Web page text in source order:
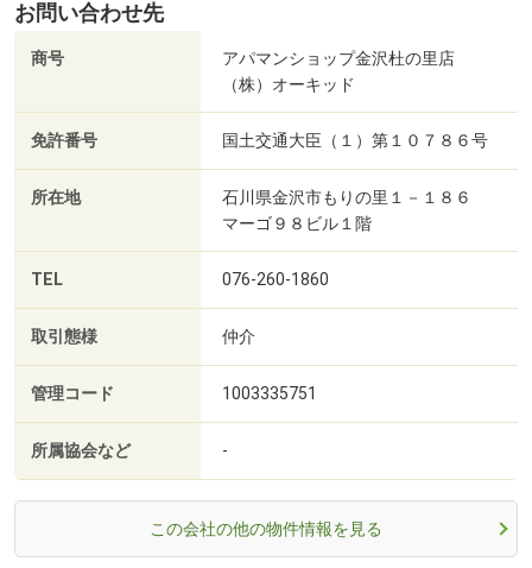
お問い合わせ先
商号
アパマンショップ金沢杜の里店
（株）オーキッド
免許番号 国土交通大臣（１）第１０７８６号
所在地
石川県金沢市もりの里１－１８６
マーゴ９８ビル１階
TEL 076-260-1860
取引態様 仲介
管理コード 1003335751
所属協会など -
この会社の他の物件情報を見る